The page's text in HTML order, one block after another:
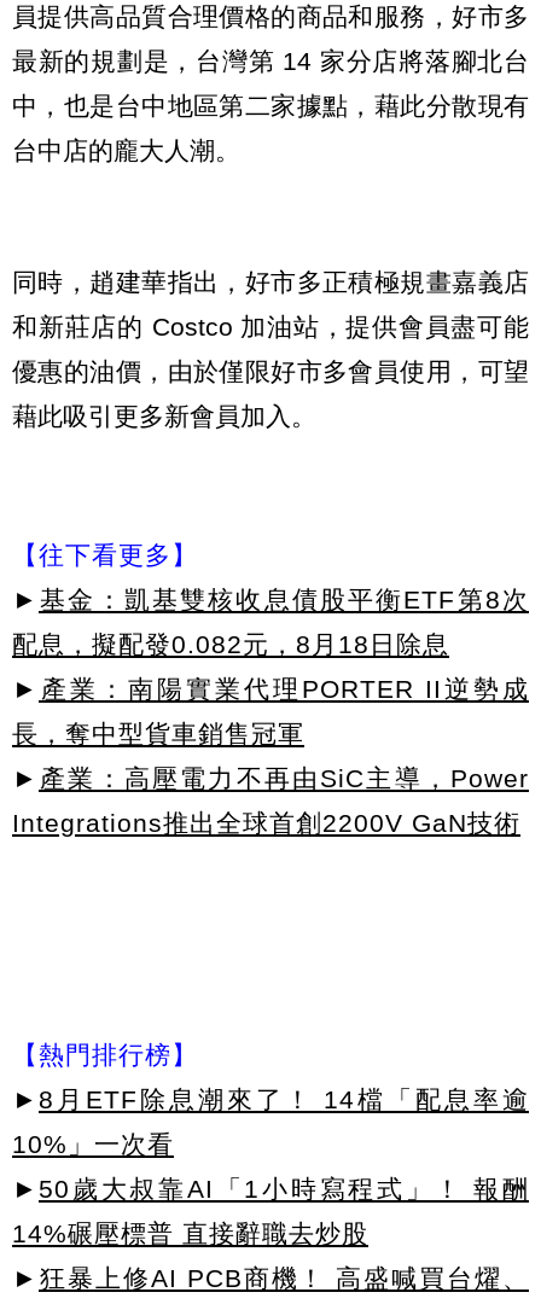
員提供高品質合理價格的商品和服務，好市多
最新的規劃是，台灣第 14 家分店將落腳北台
中，也是台中地區第二家據點，藉此分散現有
台中店的龐大人潮。
同時，趙建華指出，好市多正積極規畫嘉義店
和新莊店的 Costco 加油站，提供會員盡可能
優惠的油價，由於僅限好市多會員使用，可望
藉此吸引更多新會員加入。
【往下看更多】
► 基金：凱基雙核收息債股平衡ETF第8次
配息，擬配發0.082元，8月18日除息
► 產業：南陽實業代理PORTER II逆勢成
長，奪中型貨車銷售冠軍
► 產業：高壓電力不再由SiC主導，Power
Integrations推出全球首創2200V GaN技術
【熱門排行榜】
► 8月ETF除息潮來了！ 14檔「配息率逾
10%」一次看
► 50歲大叔靠AI「1小時寫程式」！ 報酬
14%碾壓標普 直接辭職去炒股
► 狂暴上修AI PCB商機！ 高盛喊買台燿、